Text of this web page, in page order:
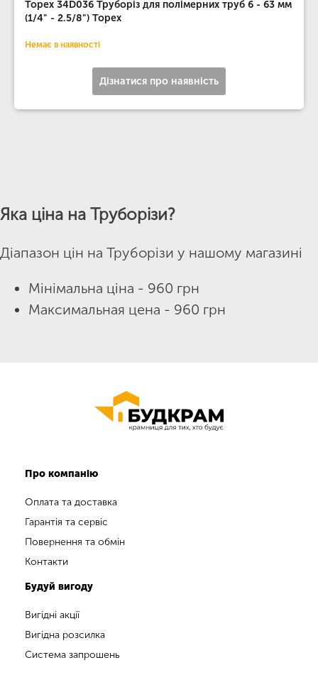
Topex 34D036 Труборiз для полiмерних труб 6 - 63 мм
(1/4" - 2.5/8") Topex
Немає в наявності
Дізнатися про наявність
Яка ціна на Труборізи?
Діапазон цін на Труборізи у нашому магазині
Мінімальна ціна - 960 грн
Максимальная цена - 960 грн
Про компанію
Оплата та доставка
Гарантія та сервіс
Повернення та обмін
Контакти
Будуй вигоду
Вигідні акції
Вигідна розсилка
Система запрошень